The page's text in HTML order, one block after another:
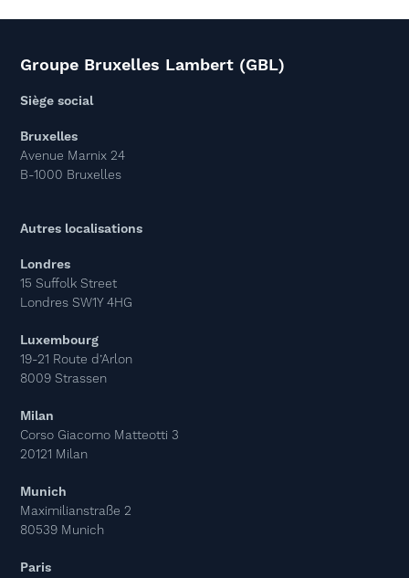
Groupe Bruxelles Lambert (GBL)
Siège social
Bruxelles
Avenue Marnix 24
B-1000 Bruxelles
Autres localisations
Londres
15 Suffolk Street
Londres SW1Y 4HG
Luxembourg
19-21 Route d’Arlon
8009 Strassen
Milan
Corso Giacomo Matteotti 3
20121 Milan
Munich
Maximilianstraße 2
80539 Munich
Paris